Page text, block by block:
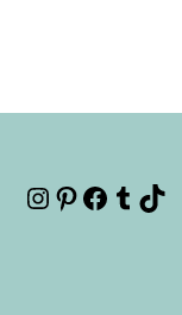
Instagram
Pinterest